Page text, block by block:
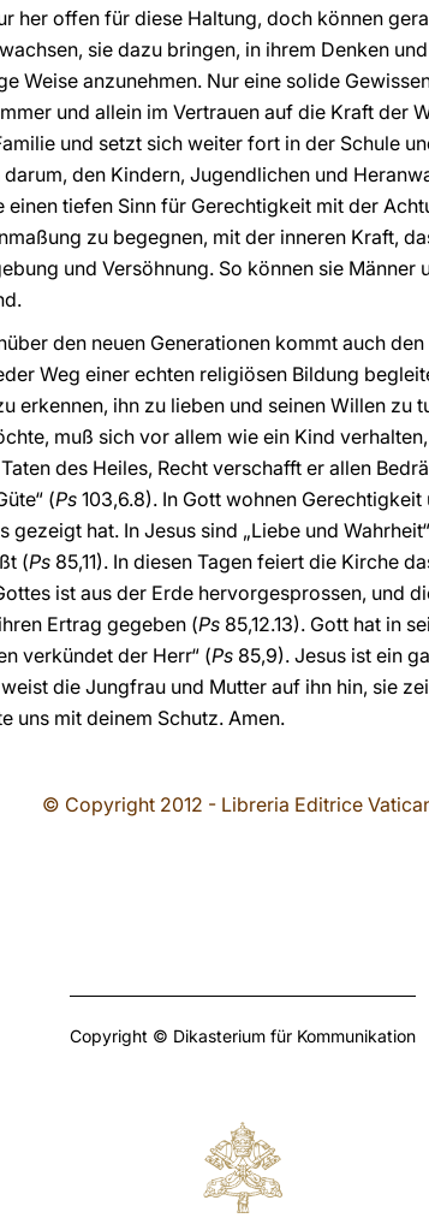
her offen für diese Haltung, doch können
sie dazu bringen, in ihrem Denken
Weise anzunehmen. Nur eine solide
und allein im Vertrauen auf die Kraft der
und setzt sich weiter fort in der Schule
den Kindern, Jugendlichen und
tiefen Sinn für Gerechtigkeit mit der
zu begegnen, mit der inneren Kraft,
und Versöhnung. So können sie Männer
den neuen Generationen kommt auch
Weg einer echten religiösen Bildung
erkennen, ihn zu lieben und seinen Willen zu
muß sich vor allem wie ein Kind
des Heiles, Recht verschafft er allen
(Ps 103,6.8). In Gott wohnen
gezeigt hat. In Jesus sind „Liebe und
(Ps 85,11). In diesen Tagen feiert die Kirche
ist aus der Erde hervorgesprossen, und
Ertrag gegeben (Ps 85,12.13). Gott hat in
verkündet der Herr“ (Ps 85,9). Jesus ist ein
die Jungfrau und Mutter auf ihn hin, sie
uns mit deinem Schutz. Amen.
© Copyright 2012 - Libreria Editrice
Copyright © Dikasterium für Kommunikation